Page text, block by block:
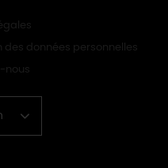
données personnelles
nous